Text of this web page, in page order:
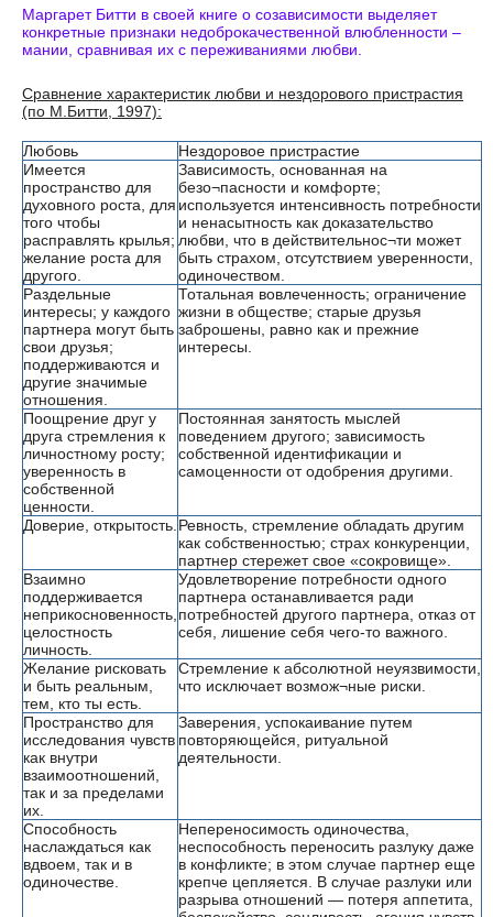
Маргарет Битти в своей книге о созависимости выделяет
конкретные признаки недоброкачественной влюбленности –
мании, сравнивая их с переживаниями любви.
Сравнение характеристик любви и нездорового пристрастия
(по М.Битти, 1997):
Любовь
Нездоровое пристрастие
Имеется
пространство для
духовного роста, для
того чтобы
расправлять крылья;
желание роста для
другого.
Зависимость, основанная на
безо¬пасности и комфорте;
используется интенсивность потребности
и ненасытность как доказательство
любви, что в действительнос¬ти может
быть страхом, отсутствием уверенности,
одиночеством.
Раздельные
интересы; у каждого
партнера могут быть
свои друзья;
поддерживаются и
другие значимые
отношения.
Тотальная вовлеченность; ограничение
жизни в обществе; старые друзья
заброшены, равно как и прежние
интересы.
Поощрение друг у
друга стремления к
личностному росту;
уверенность в
собственной
ценности.
Постоянная занятость мыслей
поведением другого; зависимость
собственной идентификации и
самоценности от одобрения другими.
Доверие, открытость. Ревность, стремление обладать другим
как собственностью; страх конкуренции,
партнер стережет свое «сокровище».
Взаимно
поддерживается
неприкосновенность,
целостность
личность.
Удовлетворение потребности одного
партнера останавливается ради
потребностей другого партнера, отказ от
себя, лишение себя чего-то важного.
Желание рисковать
и быть реальным,
тем, кто ты есть.
Стремление к абсолютной неуязвимости,
что исключает возмож¬ные риски.
Пространство для
исследования чувств
как внутри
взаимоотношений,
так и за пределами
их.
Заверения, успокаивание путем
повторяющейся, ритуальной
деятельности.
Способность
наслаждаться как
вдвоем, так и в
одиночестве.
Непереносимость одиночества,
неспособность переносить разлуку даже
в конфликте; в этом случае партнер еще
крепче цепляется. В случае разлуки или
разрыва отношений — потеря аппетита,